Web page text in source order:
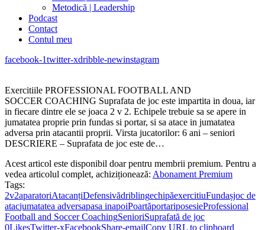
Metodică | Leadership
Podcast
Contact
Contul meu
facebook-1twitter-xdribble-newinstagram
Exercitiile PROFESSIONAL FOOTBALL AND
SOCCER COACHING Suprafata de joc este impartita in doua, iar
in fiecare dintre ele se joaca 2 v 2. Echipele trebuie sa se apere in
jumatatea proprie prin fundas si portar, si sa atace in jumatatea
adversa prin atacantii proprii. Virsta jucatorilor: 6 ani – seniori
DESCRIERE – Suprafata de joc este de…
Acest articol este disponibil doar pentru membrii premium. Pentru a
vedea articolul complet, achiziționează: Abonament Premium
Tags:
2v2aparatoriAtacanțiDefensivădriblingechipăexercitiuFundașjoc de
atacjumatatea adversapasa inapoiPoartăportariposesieProfessional
Football and Soccer CoachingSenioriSuprafată de joc
0LikesTwitter-xFacebookShare-emailCopy URL to clipboard